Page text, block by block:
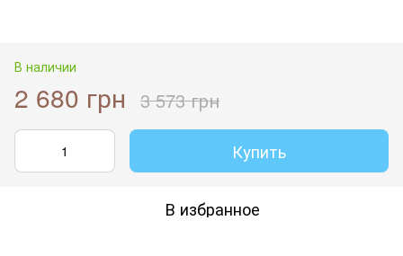
В наличии
2 680 грн 3 573 грн
Купить
В избранное